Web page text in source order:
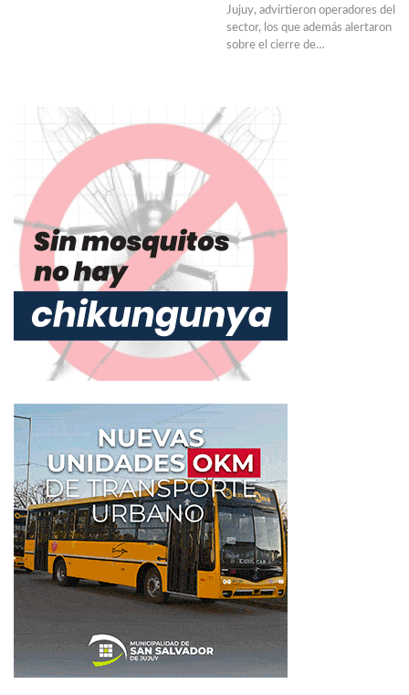
Jujuy, advirtieron operadores del
sector, los que además alertaron
sobre el cierre de…